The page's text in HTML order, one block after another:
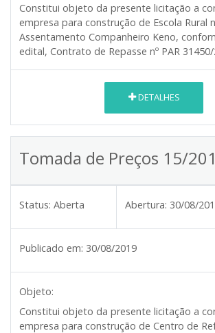
Constitui objeto da presente licitação a
empresa para construção de Escola Rural
Assentamento Companheiro Keno,
edital, Contrato de Repasse nº PAR 31450/
DETALHES
Tomada de Preços 15/
Status: Aberta Abertura: 30/08/
Publicado em: 30/08/2019
Objeto:
Constitui objeto da presente licitação a
empresa para construção de Centro de